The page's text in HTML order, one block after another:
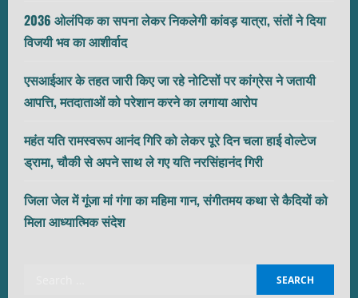
2036 ओलंपिक का सपना लेकर निकलेगी कांवड़ यात्रा, संतों ने दिया
विजयी भव का आशीर्वाद
एसआईआर के तहत जारी किए जा रहे नोटिसों पर कांग्रेस ने जतायी
आपत्ति, मतदाताओं को परेशान करने का लगाया आरोप
महंत यति रामस्वरूप आनंद गिरि को लेकर पूरे दिन चला हाई वोल्टेज
ड्रामा, चौकी से अपने साथ ले गए यति नरसिंहानंद गिरी
जिला जेल में गूंजा मां गंगा का महिमा गान, संगीतमय कथा से कैदियों को
मिला आध्यात्मिक संदेश